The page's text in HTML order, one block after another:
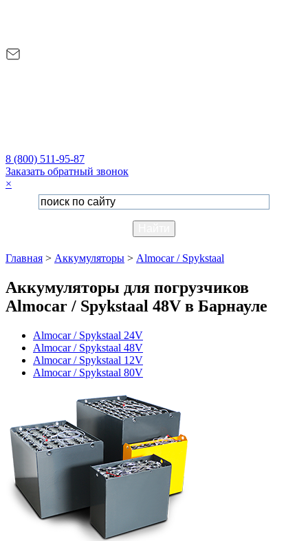
8 (800) 511-95-87
Заказать обратный звонок
×
Главная > Аккумуляторы > Almocar / Spykstaal
Аккумуляторы для погрузчиков
Almocar / Spykstaal 48V в Барнауле
Almocar / Spykstaal 24V
Almocar / Spykstaal 48V
Almocar / Spykstaal 12V
Almocar / Spykstaal 80V